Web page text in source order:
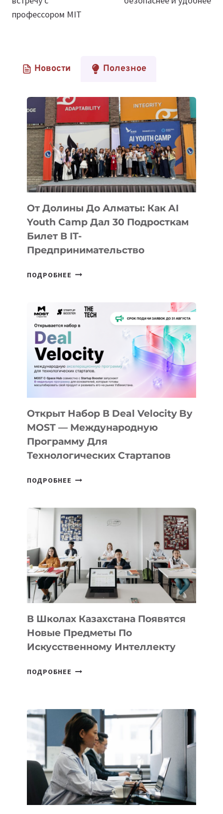
профессором MIT
Новости Полезное
От Долины До Алматы: Как AI
Youth Camp Дал 30 Подросткам
Билет В IT-
Предпринимательство
ПОДРОБНЕЕ ОТ
АЛМАТЫ:
КАК
AI
YOUTH
CAMP
ДАЛ
30
ПОДРОСТКАМ
БИЛЕТ
В
ПРЕДПРИНИМАТЕЛЬСТВО
Открыт Набор В Deal Velocity By
MOST — Международную
Программу Для
Технологических Стартапов
ПОДРОБНЕЕ ОТКРЫТ
DEAL
VELOCITY
BY
MOST
—
МЕЖДУНАРОДНУЮ
ПРОГРАММУ
ДЛЯ
ТЕХНОЛОГИЧЕСКИХ
В Школах Казахстана Появятся
Новые Предметы По
Искусственному Интеллекту
ПОДРОБНЕЕ
НОВЫЕ
ПРЕДМЕТЫ
ПО
ИСКУССТВЕННОМУ
ИНТЕЛЛЕКТУ